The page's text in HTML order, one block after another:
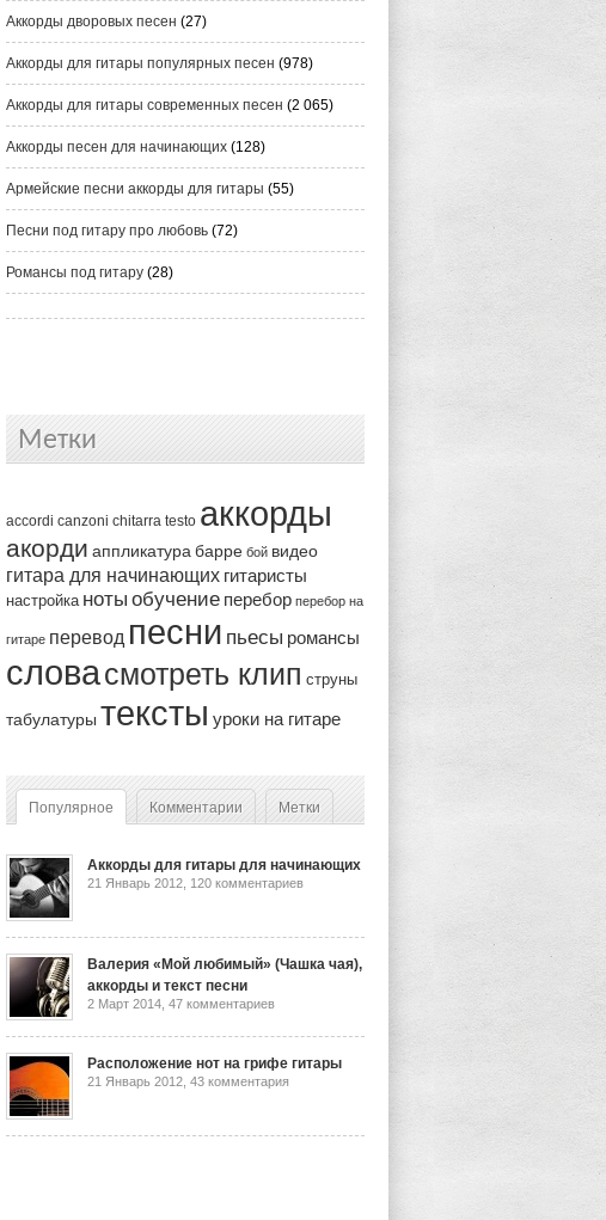
Аккорды дворовых песен (27)
Аккорды для гитары популярных песен (978)
Аккорды для гитары современных песен (2 065)
Аккорды песен для начинающих (128)
Армейские песни аккорды для гитары (55)
Песни под гитару про любовь (72)
Романсы под гитару (28)
Метки
accordi canzoni chitarra testo аккорды
акорди аппликатура барре бой видео
гитара для начинающих гитаристы
настройка ноты обучение перебор перебор на
гитаре перевод песни пьесы романсы
словасмотреть клип струны
табулатуры тексты уроки на гитаре
Популярное Комментарии Метки
Аккорды для гитары для начинающих
21 Январь 2012, 120 комментариев
Валерия «Мой любимый» (Чашка чая),
аккорды и текст песни
2 Март 2014, 47 комментариев
Расположение нот на грифе гитары
21 Январь 2012, 43 комментария